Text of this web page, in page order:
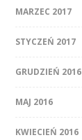
MARZEC 2017
STYCZEŃ 2017
GRUDZIEŃ 2016
MAJ 2016
KWIECIEŃ 2016